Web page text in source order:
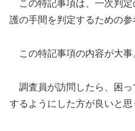
この特記事項は、一次判定
護の手間を判定するための参
この特記事項の内容が大事
調査員が訪問したら、困っ
するようにした方が良いと思